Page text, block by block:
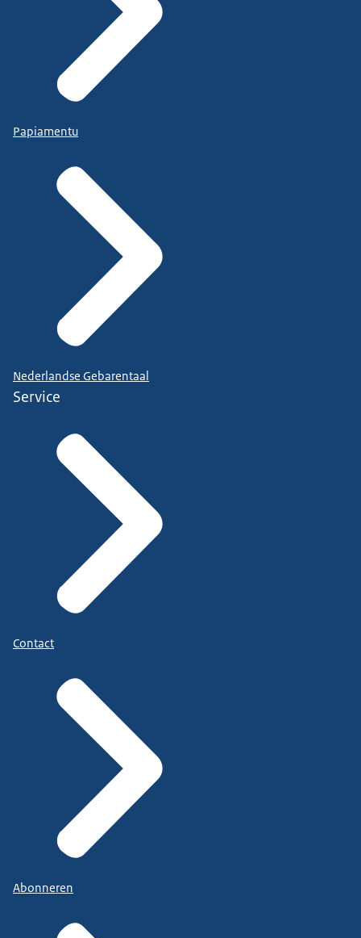
Papiamentu
Nederlandse Gebarentaal
Service
Contact
Abonneren